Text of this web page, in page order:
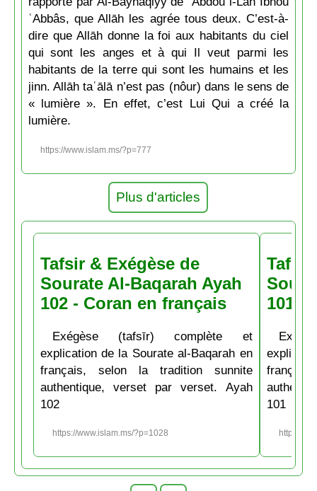
ʿAbbâs, que Allāh les agrée tous deux. C’est-à-
dire que Allāh donne la foi aux habitants du ciel
qui sont les anges et à qui Il veut parmi les
habitants de la terre qui sont les humains et les
jinn. Allāh taʿālā n’est pas (nôur) dans le sens de
« lumière ». En effet, c’est Lui Qui a créé la
lumière.
https://www.islam.ms/?p=777
Plus d'articles
Tafsir & Exégèse de
Sourate Al-Baqarah Ayah
102 - Coran en français
Exégèse (tafsīr) complète et
explication de la Sourate al-Baqarah en
français, selon la tradition sunnite
authentique, verset par verset. Ayah
102
https://www.islam.ms/?p=1028
Tafsir
101 -
101
https://